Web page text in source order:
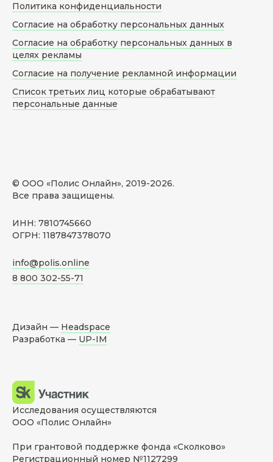
© ООО «Полис Онлайн», 2019-2026.
Все права защищены.
ИНН: 7810745660
ОГРН: 1187847378070
info@polis.online
8 800 302-55-71
Политика конфиденциальности
Согласие на обработку персональных данных
Согласие на обработку персональных данных в
целях рекламы
Согласие на получение рекламной информации
Список третьих лиц которые обрабатывают
персональные данные
Дизайн — Headspace
Разработка — UP-IM
Исследования осуществляются
ООО «Полис Онлайн»
При грантовой поддержке фонда «Сколково»
Регистрационный номер №1127299